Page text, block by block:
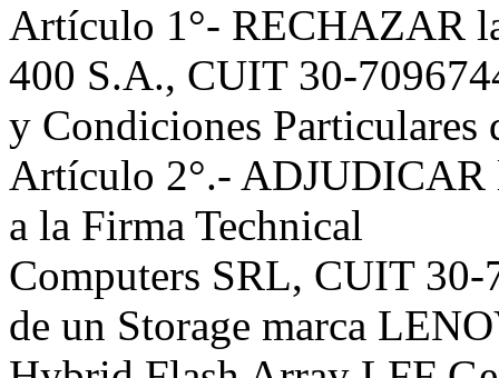
Artículo 1°- RECHAZAR
400 S.A., CUIT 30-
y Condiciones
Artículo 2°.- ADJUDICAR
a la Firma Technical
Computers SRL, CUIT
de un Storage marca